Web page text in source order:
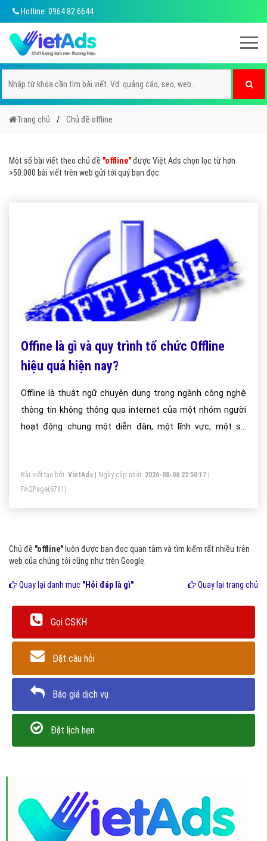
Hotline: 0964 82 6644
Trang chủ Chủ đề offline
Một số bài viết theo chủ đề "offline"được Việt Ads chọn lọc từ hơn
>50.000 bài viết trên web gửi tới quý bạn đọc.
Offine là gì và quy trình tổ chức Offline
hiệu quả hiện nay?
Offline là thuật ngữ chuyên dụng trong ngành công nghệ
thông tin không thông qua internet của một nhóm người
hoạt động chung một diễn đàn, một lĩnh vực, một sở
tham gia với mục đích họp măt, giải trí.
Bài viết tạo bởi: VietAds | Ngày cập nhật: 2026-08-06 22:50:17
FAQPage(6781)
Chủ đề "offline" luôn được bạn đọc quan tâm và tìm kiếm rất nhiều trên
web của chúng tôi cũng như trên Google.
Quay lại danh mục "Hỏi đáp là gì" Quay lại trang chủ
Gọi CSKH
Đặt câu hỏi
Báo giá dịch vụ
Đặt lịch hẹn